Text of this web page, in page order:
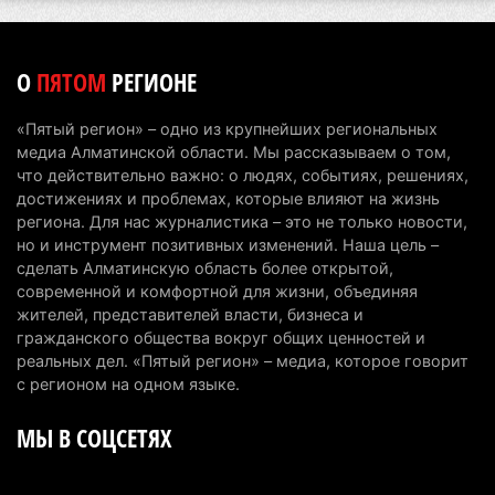
первоклассников начнут учить искусственному
интеллекту
6 августа 2026 г. 10:47 173
Казахстанцы назвали доход, при котором не
считают себя бедными
6 августа 2026 г. 09:52 162
Пожар в Аксайском ущелье под Алматы
полностью ликвидирован спустя три дня
6 августа 2026 г. 08:51 236
в Алматинской области
ОПЯТОМ РЕГИОНЕ
«Пятый регион» – одно из крупнейших региональных
медиа Алматинской области. Мы рассказываем о том,
что действительно важно: о людях, событиях, решениях,
достижениях и проблемах, которые влияют на жизнь
региона. Для нас журналистика – это не только новости,
но и инструмент позитивных изменений. Наша цель –
сделать Алматинскую область более открытой,
современной и комфортной для жизни, объединяя
жителей, представителей власти, бизнеса и
гражданского общества вокруг общих ценностей и
реальных дел. «Пятый регион» – медиа, которое говорит
с регионом на одном языке.
МЫ В СОЦСЕТЯХ